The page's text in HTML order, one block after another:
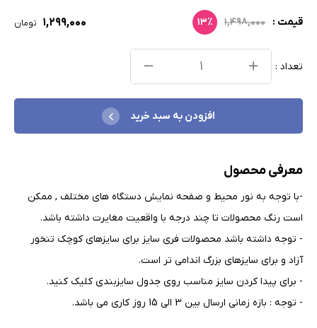
قیمت : ۱,۴۹۸,۰۰۰ ۱۳٪ ۱,۲۹۹,۰۰۰ تومان
تعداد :
افزودن به سبد خرید
معرفی محصول
-با توجه به نور محیط و صفحه نمایش دستگاه های مختلف , ممکن
است رنگ محصولات تا چند درجه با واقعیت مغایرت داشته باشد.
- توجه داشته باشد محصولات فری سایز برای سایزهای کوچک تنخور
آزاد و برای سایزهای بزرگ اندامی تر است.
- برای پیدا کردن سایز مناسب روی جدول سایزبندی کلیک کنید.
- توجه : بازه زمانی ارسال بین 3 الی 15 روز کاری می باشد.